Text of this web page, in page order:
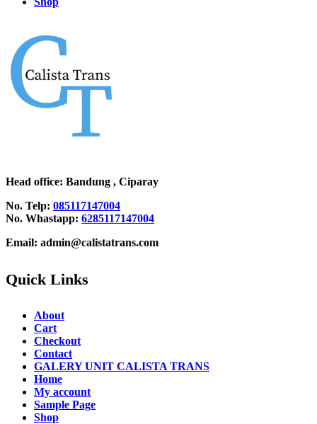
Head office: Bandung , Ciparay
No. Telp: 085117147004
No. Whastapp: 6285117147004
Email: admin@calistatrans.com
Quick Links
About
Cart
Checkout
Contact
GALERY UNIT CALISTA TRANS
Home
My account
Sample Page
Shop